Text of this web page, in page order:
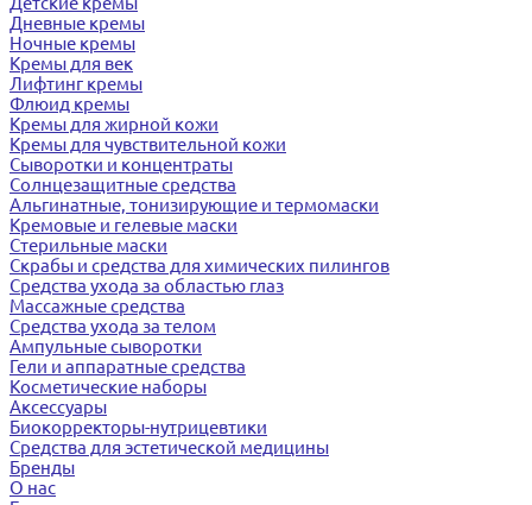
Дневные кремы
Ночные кремы
Кремы для век
Лифтинг кремы
Флюид кремы
Кремы для жирной кожи
Кремы для чувствительной кожи
Сыворотки и концентраты
Солнцезащитные средства
Альгинатные, тонизирующие и термомаски
Кремовые и гелевые маски
Стерильные маски
Скрабы и средства для химических пилингов
Средства ухода за областью глаз
Массажные средства
Средства ухода за телом
Ампульные сыворотки
Гели и аппаратные средства
Косметические наборы
Аксессуары
Биокорректоры-нутрицевтики
Средства для эстетической медицины
Бренды
О нас